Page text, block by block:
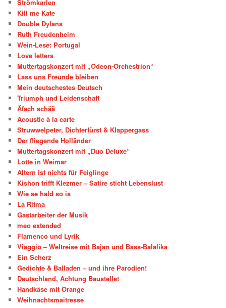
Strömkarlen
Kill me Kate
Double Dylans
Ruth Freudenheim
Wein-Lese: Portugal
Love letters
Muttertagskonzert mit „Odeon-Orchestrion“
Lass uns Freunde bleiben
Mein deutschestes Deutsch
Triumph und Leidenschaft
Äfach schää
Acoustic à la carte
Struwwelpeter, Dichterfürst & Klappergass
Der fliegende Holländer
Muttertagskonzert mit „Duo Deluxe“
Lotte in Weimar
Altern ist nichts für Feiglinge
Kishon trifft Klezmer – Satire sticht Lebenslust
Wie se hald so is
La Ritma
Gastarbeiter der Musik
meo extended
Flamenco und Lyrik
Viaggio – Weltreise mit Bajan und Bass-Balalika
Ein Scherz
Gedichte & Balladen – und ihre Parodien!
Deutschland, Achtung Baustelle!
Handkäse mit Orange
Weihnachtsmaitresse